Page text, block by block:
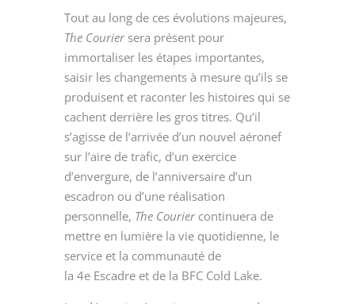
Tout au long de ces évolutions majeures,
The Courier sera présent pour
immortaliser les étapes importantes,
saisir les changements à mesure qu’ils se
produisent et raconter les histoires qui se
cachent derrière les gros titres. Qu’il
s’agisse de l’arrivée d’un nouvel aéronef
sur l’aire de trafic, d’un exercice
d’envergure, de l’anniversaire d’un
escadron ou d’une réalisation
personnelle, The Couriercontinuera de
mettre en lumière la vie quotidienne, le
service et la communauté de
la 4eEscadre et de la BFC Cold Lake.